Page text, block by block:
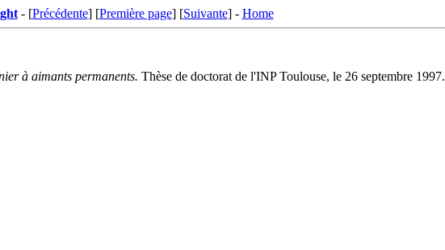
- [Précédente] [Première page] [Suivante] - Home
à aimants permanents. Thèse de doctorat de l'INP Toulouse, le 26 septembre 1997.